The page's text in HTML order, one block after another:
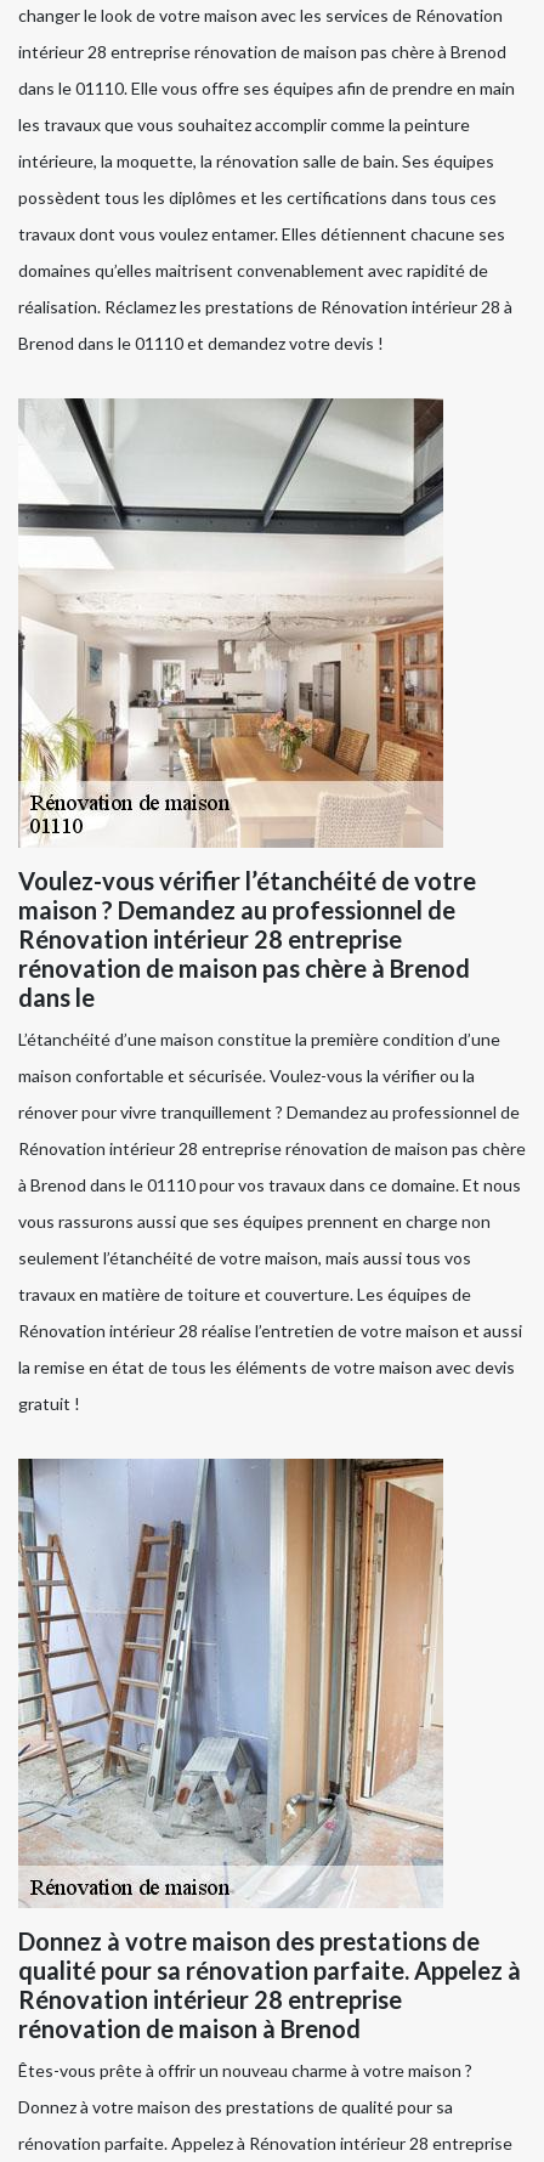
changer le look de votre maison avec les services de Rénovation
intérieur 28 entreprise rénovation de maison pas chère à Brenod
dans le 01110. Elle vous offre ses équipes afin de prendre en main
les travaux que vous souhaitez accomplir comme la peinture
intérieure, la moquette, la rénovation salle de bain. Ses équipes
possèdent tous les diplômes et les certifications dans tous ces
travaux dont vous voulez entamer. Elles détiennent chacune ses
domaines qu’elles maitrisent convenablement avec rapidité de
réalisation. Réclamez les prestations de Rénovation intérieur 28 à
Brenod dans le 01110 et demandez votre devis !
Voulez-vous vérifier l’étanchéité de votre
maison ? Demandez au professionnel de
Rénovation intérieur 28 entreprise
rénovation de maison pas chère à Brenod
dans le
L’étanchéité d’une maison constitue la première condition d’une
maison confortable et sécurisée. Voulez-vous la vérifier ou la
rénover pour vivre tranquillement ? Demandez au professionnel de
Rénovation intérieur 28 entreprise rénovation de maison pas chère
à Brenod dans le 01110 pour vos travaux dans ce domaine. Et nous
vous rassurons aussi que ses équipes prennent en charge non
seulement l’étanchéité de votre maison, mais aussi tous vos
travaux en matière de toiture et couverture. Les équipes de
Rénovation intérieur 28 réalise l’entretien de votre maison et aussi
la remise en état de tous les éléments de votre maison avec devis
gratuit !
Donnez à votre maison des prestations de
qualité pour sa rénovation parfaite. Appelez à
Rénovation intérieur 28 entreprise
rénovation de maison à Brenod
Êtes-vous prête à offrir un nouveau charme à votre maison ?
Donnez à votre maison des prestations de qualité pour sa
rénovation parfaite. Appelez à Rénovation intérieur 28 entreprise